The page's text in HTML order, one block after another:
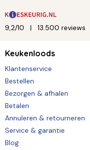
9,2/10 13.500 reviews
Keukenloods
Klantenservice
Bestellen
Bezorgen & afhalen
Betalen
Annuleren & retourneren
Service & garantie
Blog